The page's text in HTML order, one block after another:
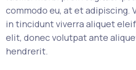
commodo eu, at et adipiscing.
in tincidunt viverra aliquet
elit, donec volutpat ante
hendrerit.